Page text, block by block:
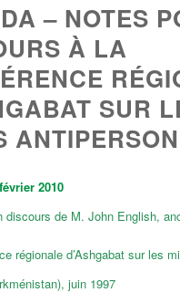
– NOTES
À LA
SUR
2010
discours de M. John English,
régionale d’Ashgabat sur les
juin 1997